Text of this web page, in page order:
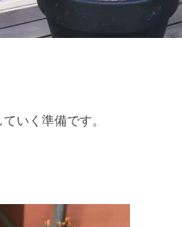
いく準備です。